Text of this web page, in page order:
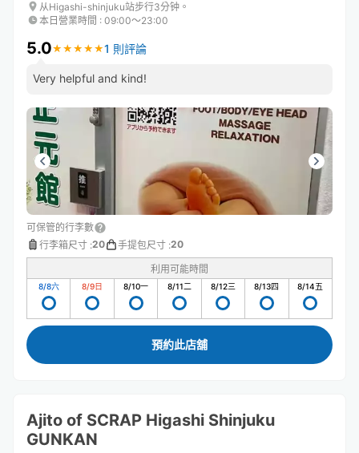
从Higashi-shinjuku站步行3分钟。
本日營業時間 : 09:00〜23:00
5.0★ ★ ★ ★ ★
★ ★ ★ ★ ★1 則評論
Very helpful and kind!
可保管的行李數
行李箱尺寸 :20 手提包尺寸 :20
利用可能時間
8/8六 8/9日 8/10一 8/11二 8/12三 8/13四 8/14五
預約此店舖
Ajito of SCRAP Higashi Shinjuku
GUNKAN